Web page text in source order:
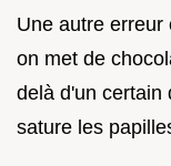
Une autre erreur
on met de
delà d'un certain
sature les